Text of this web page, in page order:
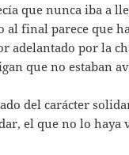
que nunca iba a
al final parece que
adelantado por la
que no estaban
del carácter
el que no lo haya